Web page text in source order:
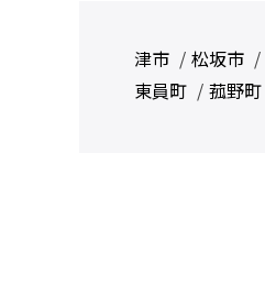
津市 松坂市
東員町
菰野町